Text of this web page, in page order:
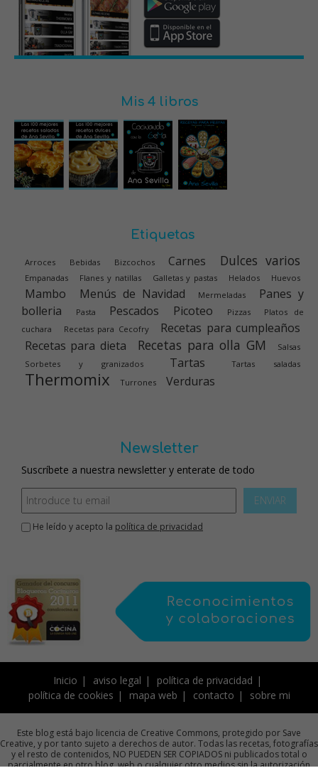
Mis 4 libros
Etiquetas
Arroces Bebidas Bizcochos Carnes Dulces varios
Empanadas Flanes y natillas Galletas y pastas Helados Huevos
Mambo Menús de Navidad Mermeladas
Panes y
bolleria
Pasta Pescados Picoteo Pizzas
Platos de
cuchara
Recetas para Cecofry
Recetas para cumpleaños
Recetas para dieta
Recetas para olla GM
Salsas
Sorbetes y granizados
Tartas Tartas saladas
Thermomix Turrones Verduras
Newsletter
Suscríbete a nuestra newsletter y enterate de todo
ENVIAR
He leído y acepto la política de privacidad
Inicio aviso legal
política de privacidad
política de cookies
mapa web contacto sobre mi
Este blog está bajo licencia de Creative Commons, protegido por Save
Creative, y por tanto sujeto a derechos de autor. Todas las recetas, fotografías
y el resto de contenidos, NO PUEDEN SER COPIADOS ni publicados total o
parcialmente en otro blog, web o cualquier otro medios sin la autorización